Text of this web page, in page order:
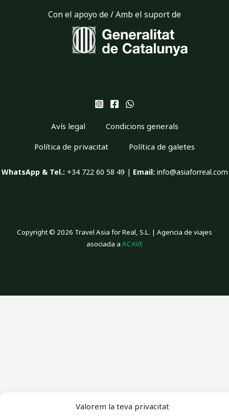
Valorem la teva privacitat
Con el apoyo de / Amb el suport de
Avís legal
Condicions generals
Política de privacitat
Política de galetes
WhatsApp & Tel.: +34 722 60 58 49 | Email: info@asiaforreal.com
Copyright © 2026 Travel Asia for Real, S.L. | Agencia de viajes
asociada a ACAVE